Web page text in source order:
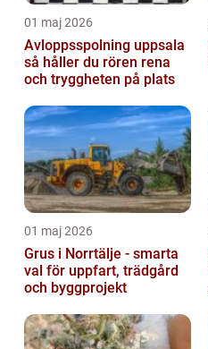
01 maj 2026
Avloppsspolning uppsala
så håller du rören rena
och tryggheten på plats
01 maj 2026
Grus i Norrtälje - smarta
val för uppfart, trädgård
och byggprojekt